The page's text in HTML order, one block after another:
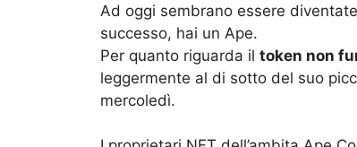
Ad oggi sembrano essere
successo, hai un Ape.
Per quanto riguarda il token non
leggermente al di sotto del suo
mercoledì.